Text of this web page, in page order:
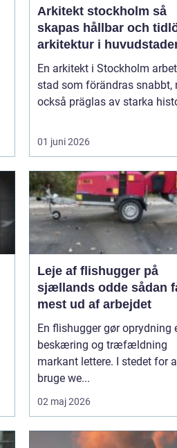
Arkitekt stockholm så
skapas hållbar och
arkitektur i
En arkitekt i Stockholm
stad som förändras snabbt,
också präglas av starka
01 juni 2026
Leje af flishugger på
sjællands odde sådan får du
mest ud af arbejdet
En flishugger gør oprydning
beskæring og træfældning
markant lettere. I stedet for
bruge we...
02 maj 2026